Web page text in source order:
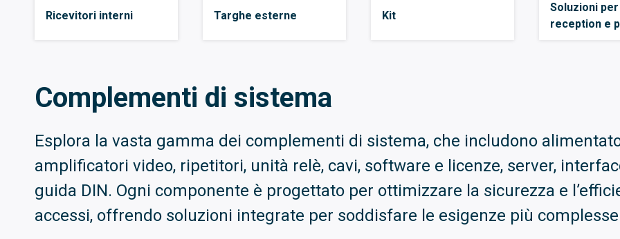
Ricevitori interni Targhe esterne Kit
Soluzioni per
reception e
Complementi di sistema
Esplora la vasta gamma dei complementi di sistema, che includono
amplificatori video, ripetitori, unità relè, cavi, software e licenze, server,
guida DIN. Ogni componente è progettato per ottimizzare la sicurezza e
accessi, offrendo soluzioni integrate per soddisfare le esigenze più